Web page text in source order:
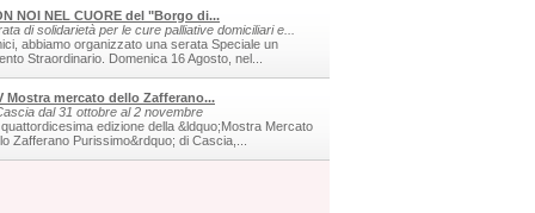
NOI NEL CUORE del "Borgo di...
di solidarietà per le cure palliative domiciliari e...
abbiamo organizzato una serata Speciale un
Straordinario. Domenica 16 Agosto, nel...
Mostra mercato dello Zafferano...
dal 31 ottobre al 2 novembre
quattordicesima edizione della &ldquo;Mostra Mercato
Zafferano Purissimo&rdquo; di Cascia,...